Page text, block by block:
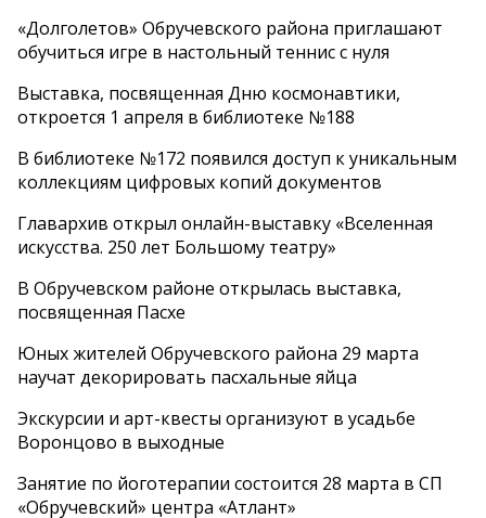
«Долголетов» Обручевского района приглашают
обучиться игре в настольный теннис с нуля
Выставка, посвященная Дню космонавтики,
откроется 1 апреля в библиотеке №188
В библиотеке №172 появился доступ к уникальным
коллекциям цифровых копий документов
Главархив открыл онлайн-выставку «Вселенная
искусства. 250 лет Большому театру»
В Обручевском районе открылась выставка,
посвященная Пасхе
Юных жителей Обручевского района 29 марта
научат декорировать пасхальные яйца
Экскурсии и арт-квесты организуют в усадьбе
Воронцово в выходные
Занятие по йоготерапии состоится 28 марта в СП
«Обручевский» центра «Атлант»